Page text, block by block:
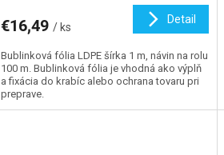
€16,49 / ks
Detail
Bublinková fólia LDPE šírka 1 m, návin na rolu
100 m. Bublinková fólia je vhodná ako výplň
a fixácia do krabíc alebo ochrana tovaru pri
preprave.